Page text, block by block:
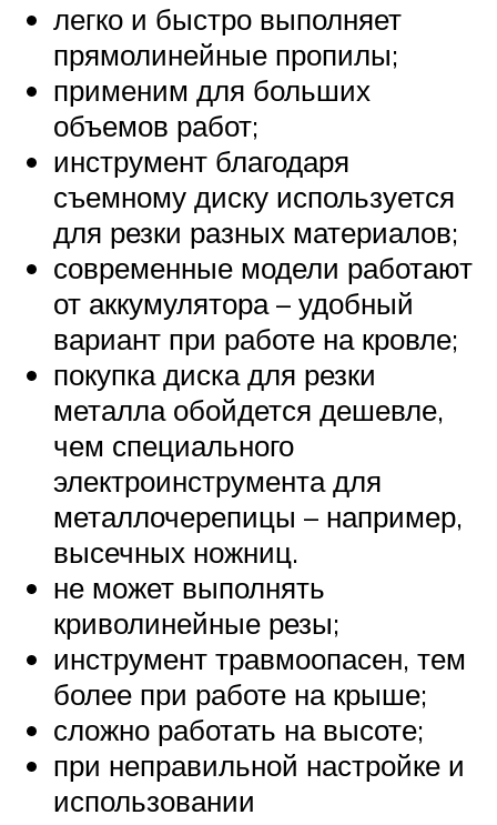
легко и быстро выполняет
прямолинейные пропилы;
применим для больших
объемов работ;
инструмент благодаря
съемному диску используется
для резки разных материалов;
современные модели работают
от аккумулятора – удобный
вариант при работе на кровле;
покупка диска для резки
металла обойдется дешевле,
чем специального
электроинструмента для
металлочерепицы – например,
высечных ножниц.
не может выполнять
криволинейные резы;
инструмент травмоопасен, тем
более при работе на крыше;
сложно работать на высоте;
при неправильной настройке и
использовании